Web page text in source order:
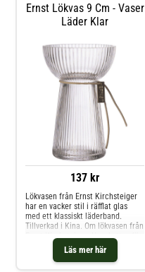
Ernst Lökvas 9 Cm - Vaser
Läder Klar
137 kr
Läs mer här
Lökvasen från Ernst Kirchsteiger
har en vacker stil i räfflat glas
med ett klassiskt läderband.
Tillverkad i Kina. Om lökvasen från
Ernst Kirchsteiger- Uppskattas för
den vackra designen.- Gjord av
glas och läder.- Lökvasen finns i
olika storlekar. Shoppa Vaser och